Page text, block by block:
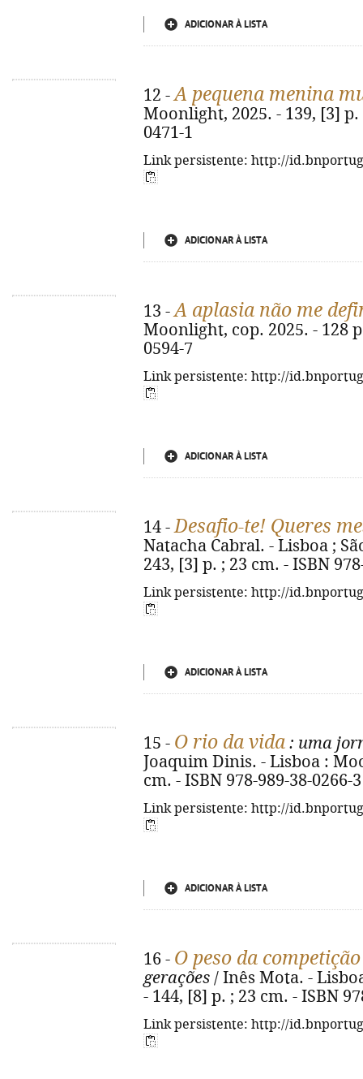
ADICIONAR À LISTA
12 -A pequena menina
Moonlight, 2025. - 139, [3] p.
0471-1
Link persistente: http://
ADICIONAR À LISTA
13 -A aplasia não me
Moonlight, cop. 2025. - 128
0594-7
Link persistente: http://
ADICIONAR À LISTA
14 -Desafio-te! Queres
Natacha Cabral. - Lisboa ;
243, [3] p. ; 23 cm. - ISBN
Link persistente: http://
ADICIONAR À LISTA
15 - O rio da vida : uma
Joaquim Dinis. - Lisboa :
cm. - ISBN 978-989-38-0266-3
Link persistente: http://
ADICIONAR À LISTA
16 - O peso da competição
gerações / Inês Mota. -
- 144, [8] p. ; 23 cm. - ISBN
Link persistente: http://